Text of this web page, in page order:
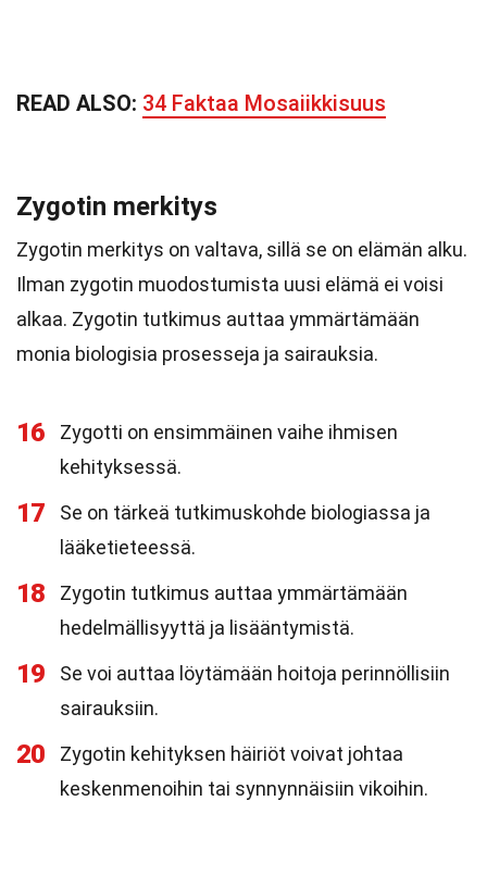
READ ALSO: 34 Faktaa Mosaiikkisuus
Zygotin merkitys
Zygotin merkitys on valtava, sillä se on elämän alku.
Ilman zygotin muodostumista uusi elämä ei voisi
alkaa. Zygotin tutkimus auttaa ymmärtämään
monia biologisia prosesseja ja sairauksia.
16
Zygotti on ensimmäinen vaihe ihmisen
kehityksessä.
17
Se on tärkeä tutkimuskohde biologiassa ja
lääketieteessä.
18
Zygotin tutkimus auttaa ymmärtämään
hedelmällisyyttä ja lisääntymistä.
19
Se voi auttaa löytämään hoitoja perinnöllisiin
sairauksiin.
20
Zygotin kehityksen häiriöt voivat johtaa
keskenmenoihin tai synnynnäisiin vikoihin.